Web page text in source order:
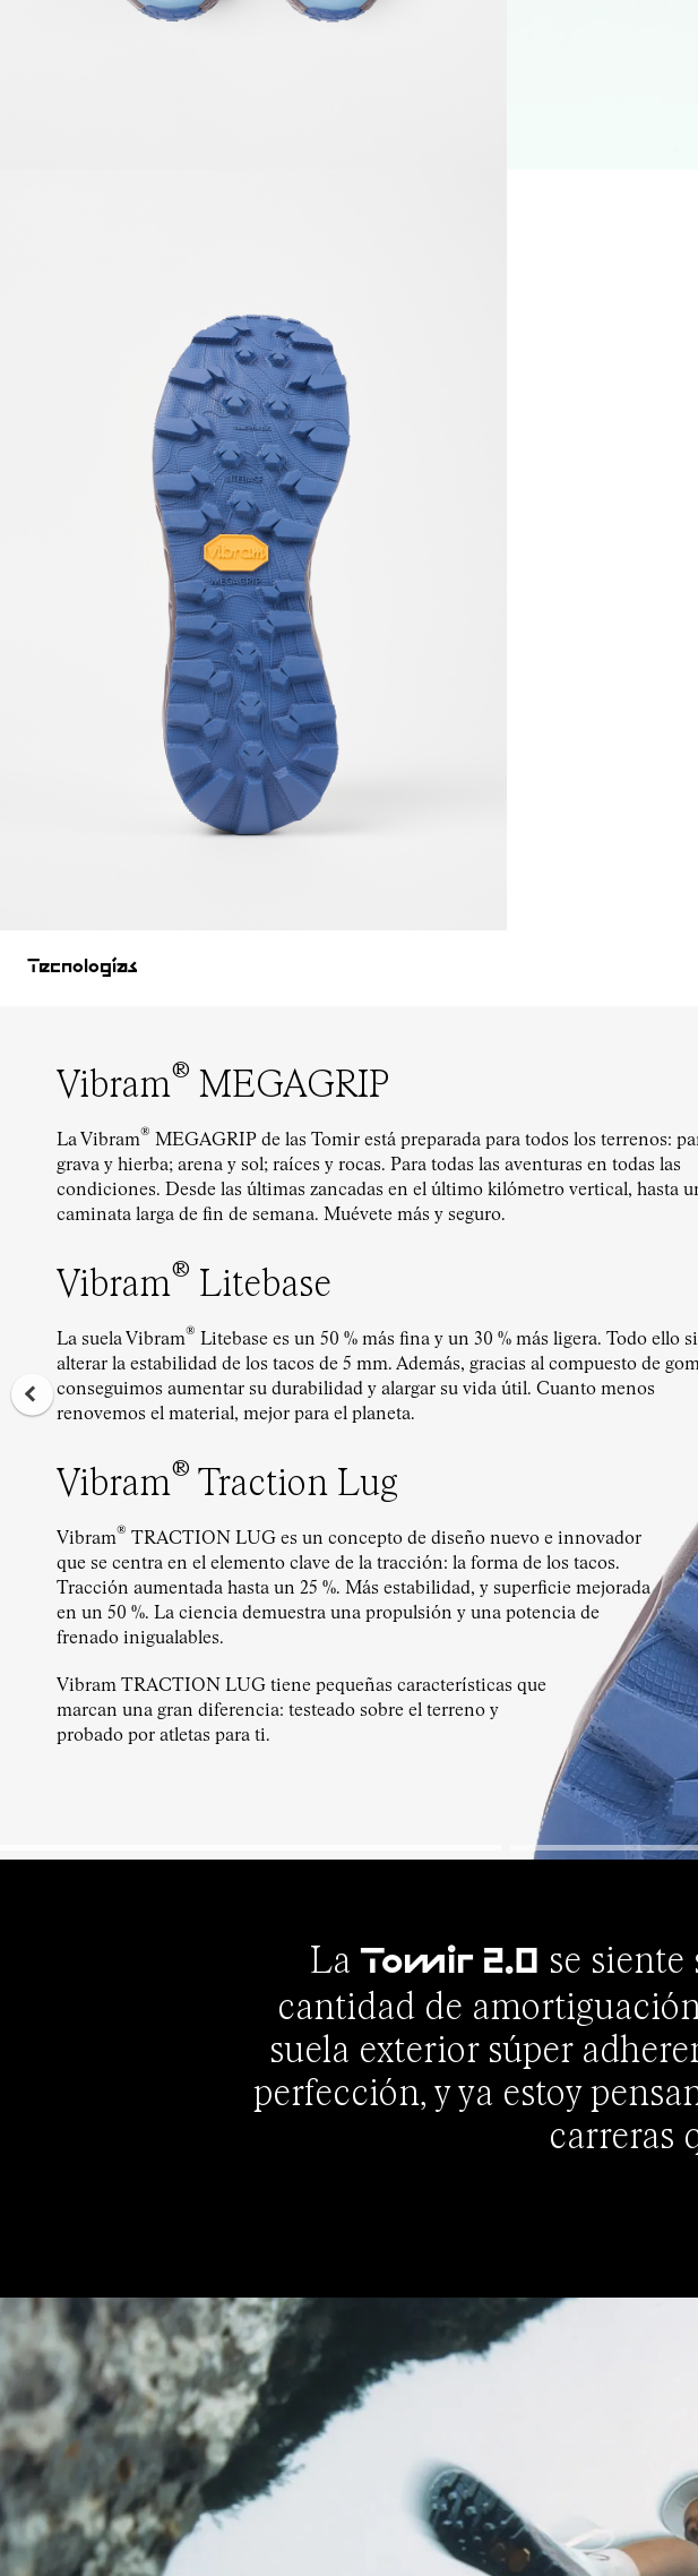
Tecnologías
Vibram® MEGAGRIP
La Vibram® MEGAGRIP de las Tomir está preparada para todos los terrenos:
grava y hierba; arena y sol; raíces y rocas. Para todas las aventuras en todas las
condiciones. Desde las últimas zancadas en el último kilómetro vertical, hasta
caminata larga de fin de semana. Muévete más y seguro.
Vibram® Litebase
La suela Vibram® Litebase es un 50 % más fina y un 30 % más ligera. Todo ello
alterar la estabilidad de los tacos de 5 mm. Además, gracias al compuesto de
conseguimos aumentar su durabilidad y alargar su vida útil. Cuanto menos
renovemos el material, mejor para el planeta.
Vibram® Traction Lug
Vibram® TRACTION LUG es un concepto de diseño nuevo e innovador
que se centra en el elemento clave de la tracción: la forma de los tacos.
Tracción aumentada hasta un 25 %. Más estabilidad, y superficie mejorada
en un 50 %. La ciencia demuestra una propulsión y una potencia de
frenado inigualables.
Vibram TRACTION LUG tiene pequeñas características que
marcan una gran diferencia: testeado sobre el terreno y
probado por atletas para ti.
La Tomir 2.0 se
cantidad de
suela exterior súper
perfección, y ya estoy
carreras